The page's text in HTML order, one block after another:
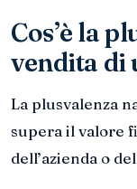
Cos’è la
vendita di
La plusvalenza
supera il valore
dell’azienda o